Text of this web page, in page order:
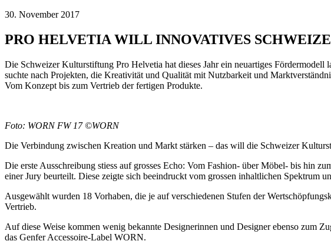
30. November 2017
PRO HELVETIA WILL INNOVATIVES
Die Schweizer Kulturstiftung Pro Helvetia hat dieses Jahr ein neuartiges
suchte nach Projekten, die Kreativität und Qualität mit Nutzbarkeit und
Vom Konzept bis zum Vertrieb der fertigen Produkte.
Foto: WORN FW 17 ©WORN
Die Verbindung zwischen Kreation und Markt stärken – das will die Schweizer
Die erste Ausschreibung stiess auf grosses Echo: Vom Fashion- über Möbel- bis hin
einer Jury beurteilt. Diese zeigte sich beeindruckt vom grossen inhaltlichen Spektrum
Ausgewählt wurden 18 Vorhaben, die je auf verschiedenen Stufen der
Vertrieb.
Auf diese Weise kommen wenig bekannte Designerinnen und Designer ebenso zum
das Genfer Accessoire-Label WORN.